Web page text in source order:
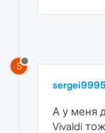
S
А у меня
Vivaldi